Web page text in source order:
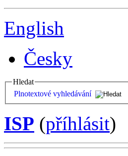
English
Česky
Hledat
Plnotextové vyhledávání
ISP (příhlásit)